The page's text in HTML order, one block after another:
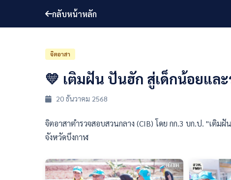
กลับหน้าหลัก
จิตอาสา
💛 เติมฝัน ปันฮัก สู่เด็กน้อยแล
20 ธันวาคม 2568
จิตอาสาตำรวจสอบสวนกลาง (CIB) โดย กก.3 บก.ป. "เติ
จังหวัดบึงกาฬ